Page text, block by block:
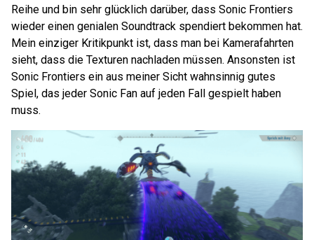
Reihe und bin sehr glücklich darüber, dass Sonic Frontiers
wieder einen genialen Soundtrack spendiert bekommen hat.
Mein einziger Kritikpunkt ist, dass man bei Kamerafahrten
sieht, dass die Texturen nachladen müssen. Ansonsten ist
Sonic Frontiers ein aus meiner Sicht wahnsinnig gutes
Spiel, das jeder Sonic Fan auf jeden Fall gespielt haben
muss.